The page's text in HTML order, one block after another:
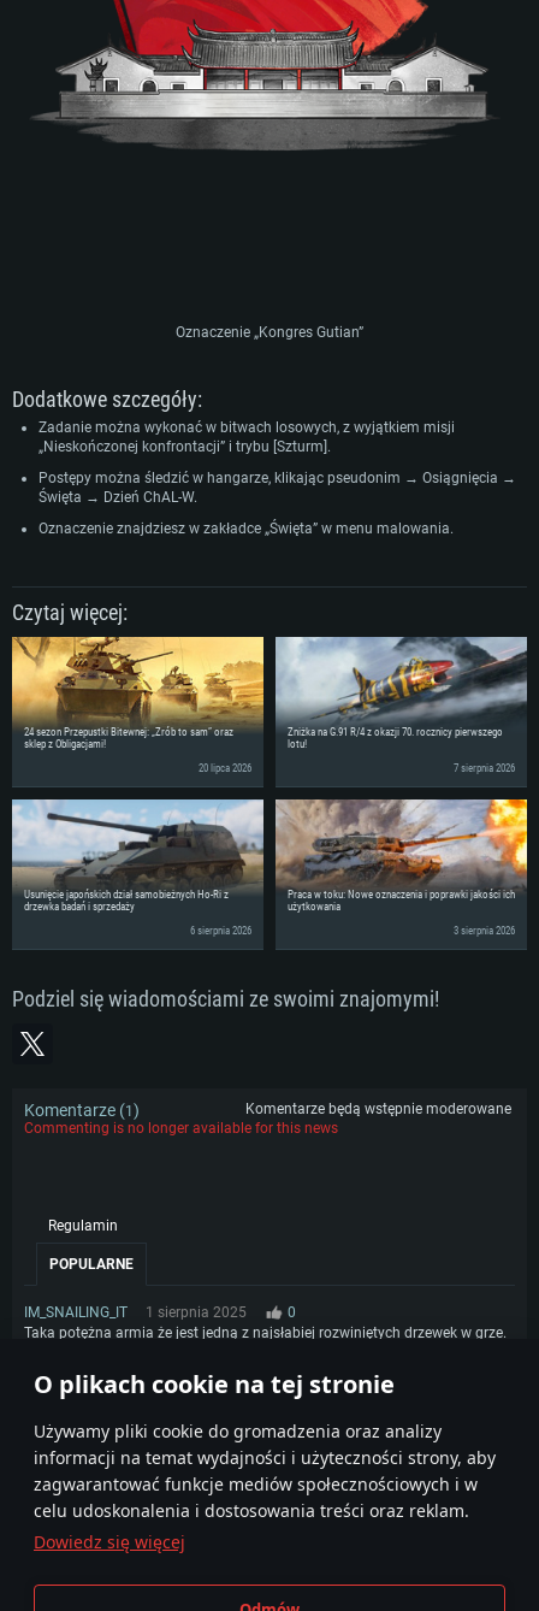
O plikach cookie na tej stronie
Używamy pliki cookie do gromadzenia oraz analizy
informacji na temat wydajności i użyteczności strony, aby
zagwarantować funkcje mediów społecznościowych i w
celu udoskonalenia i dostosowania treści oraz reklam.
Dowiedz się więcej
Oznaczenie „Kongres Gutian”
Dodatkowe szczegóły:
Zadanie można wykonać w bitwach losowych, z wyjątkiem misji
„Nieskończonej konfrontacji” i trybu [Szturm].
Postępy można śledzić w hangarze, klikając pseudonim → Osiągnięcia →
Święta → Dzień ChAL-W.
Oznaczenie znajdziesz w zakładce „Święta” w menu malowania.
Czytaj więcej:
24 sezon Przepustki Bitewnej: „Zrób to sam” oraz
sklep z Obligacjami!
20 lipca 2026
Zniżka na G.91 R/4 z okazji 70. rocznicy pierwszego
lotu!
7 sierpnia 2026
Usunięcie japońskich dział samobieżnych Ho-Ri z
drzewka badań i sprzedaży
6 sierpnia 2026
Praca w toku: Nowe oznaczenia i poprawki jakości ich
użytkowania
3 sierpnia 2026
Podziel się wiadomościami ze swoimi znajomymi!
Komentarze (1 )
Komentarze będą wstępnie moderowane
Commenting is no longer available for this news
Regulamin
POPULARNE
IM_SNAILING_IT 1 sierpnia 2025
0
Taka potężna armia że jest jedną z najsłabiej rozwiniętych drzewek w grze.
1
Regulamin
Ustawienia plików cookie